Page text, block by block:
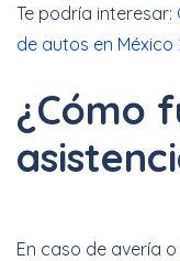
Te podría interesar:
de autos en México
¿Cómo
En caso de avería